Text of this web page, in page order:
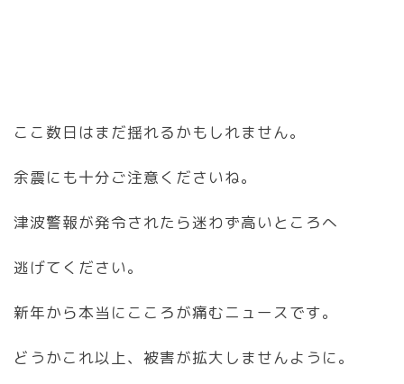
ここ数日はまだ揺れるかもしれません。
余震にも十分ご注意くださいね。
津波警報が発令されたら迷わず高いところへ
逃げてください。
新年から本当にこころが痛むニュースです。
どうかこれ以上、被害が拡大しませんように。